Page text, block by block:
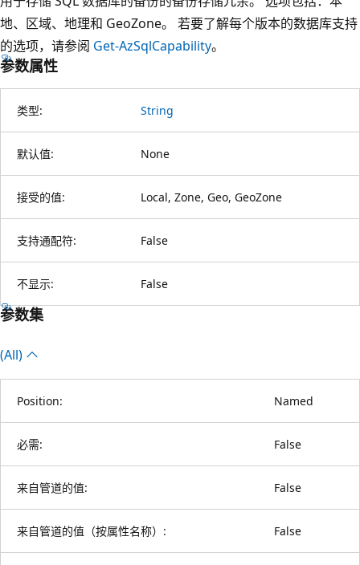
地、区域、地理和 GeoZone。 若要了解每个版本的数据库支持
的选项，请参阅 Get-AzSqlCapability。
参数属性
类型: String
默认值: None
接受的值: Local, Zone, Geo, GeoZone
支持通配符: False
不显示: False
参数集
(All)
Position: Named
必需: False
来自管道的值: False
来自管道的值（按属性名称）: False